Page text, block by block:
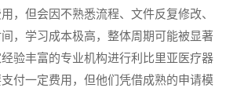
，但会因不熟悉流程、文件反复修改、
，学习成本极高，整体周期可能被显著
验丰富的专业机构进行利比里亚医疗器
付一定费用，但他们凭借成熟的申请模